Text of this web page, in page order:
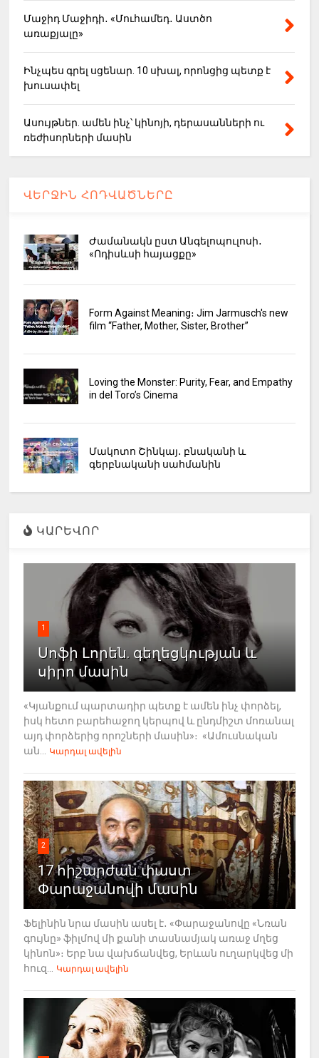
Մաջիդ Մաջիդի․ «Մուհամեդ․ Աստծո
առաքյալը»
Ինչպես գրել սցենար. 10 սխալ, որոնցից պետք է
խուսափել
Ասույթներ. ամեն ինչ՝ կինոյի, դերասանների ու
ռեժիսորների մասին
ՎԵՐՋԻՆ ՀՈԴՎԱԾՆԵՐԸ
Ժամանակն ըստ Անգելոպուլոսի․
«Ոդիսևսի հայացքը»
Form Against Meaning։ Jim Jarmusch's new
film “Father, Mother, Sister, Brother”
Loving the Monster: Purity, Fear, and Empathy
in del Toro’s Cinema
Մակոտո Շինկայ․ բնականի և
գերբնականի սահմանին
ԿԱՐԵՎՈՐ
1
Սոֆի Լորեն. գեղեցկության և
սիրո մասին
«Կյանքում պարտադիր պետք է ամեն ինչ փորձել,
իսկ հետո բարեհաջող կերպով և ընդմիշտ մոռանալ
այդ փորձերից որոշների մասին»։ «Ամուսնական
ան...
Կարդալ ավելին
2
17 հիշարժան փաստ
Փարաջանովի մասին
Ֆելինին նրա մասին ասել է․ «Փարաջանովը «Նռան
գույնը» ֆիլմով մի քանի տասնամյակ առաջ մղեց
կինոն»։ Երբ նա վախճանվեց, Երևան ուղարկվեց մի
հուզ...
Կարդալ ավելին